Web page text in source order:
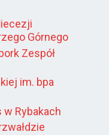
Górnego
Zespół
im. bpa
Rybakach